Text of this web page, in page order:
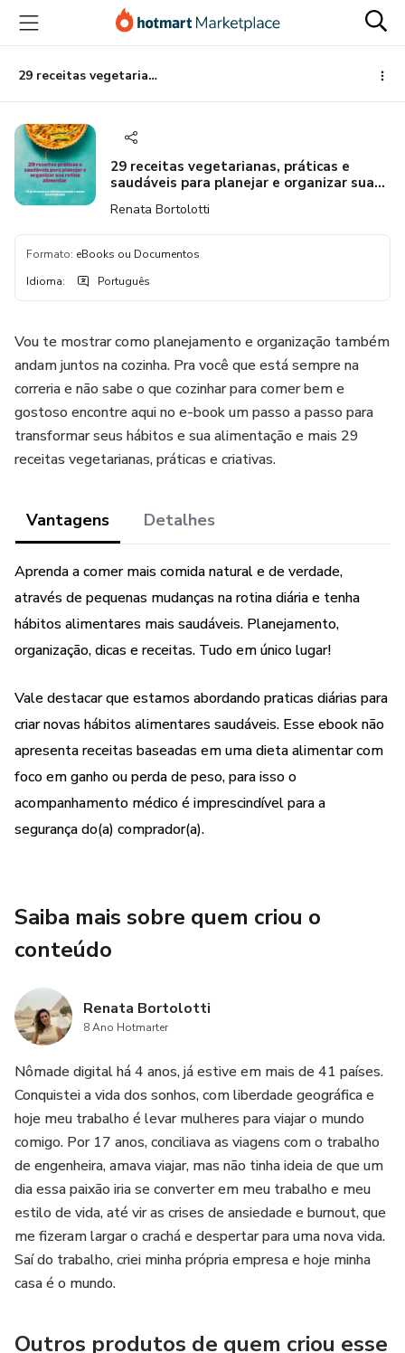
para
conteúdo
principal
para
pagamento
para
rodapé
29 receitas vegetarianas, práticas e saudáveis para planejar e organizar sua rotina alimentar
29 receitas vegetarianas, práticas e
saudáveis para planejar e organizar sua
Renata Bortolotti
Formato: eBooks ou Documentos
Idioma: Português
Vou te mostrar como planejamento e organização também
andam juntos na cozinha. Pra você que está sempre na
correria e não sabe o que cozinhar para comer bem e
gostoso encontre aqui no e-book um passo a passo para
transformar seus hábitos e sua alimentação e mais 29
receitas vegetarianas, práticas e criativas.
Vantagens Detalhes
Aprenda a comer mais comida natural e de verdade,
através de pequenas mudanças na rotina diária e tenha
hábitos alimentares mais saudáveis. Planejamento,
organização, dicas e receitas. Tudo em único lugar!
Vale destacar que estamos abordando praticas diárias para
criar novas hábitos alimentares saudáveis. Esse ebook não
apresenta receitas baseadas em uma dieta alimentar com
foco em ganho ou perda de peso, para isso o
acompanhamento médico é imprescindível para a
segurança do(a) comprador(a).
Saiba mais sobre quem criou o
conteúdo
Renata Bortolotti
8 Ano Hotmarter
Nômade digital há 4 anos, já estive em mais de 41 países.
Conquistei a vida dos sonhos, com liberdade geográﬁca e
hoje meu trabalho é levar mulheres para viajar o mundo
comigo. Por 17 anos, conciliava as viagens com o trabalho
de engenheira, amava viajar, mas não tinha ideia de que um
dia essa paixão iria se converter em meu trabalho e meu
estilo de vida, até vir as crises de ansiedade e burnout, que
me ﬁzeram largar o crachá e despertar para uma nova vida.
Saí do trabalho, criei minha própria empresa e hoje minha
casa é o mundo.
Outros produtos de quem criou esse